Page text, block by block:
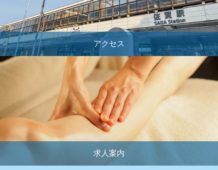
アクセス
求人案内